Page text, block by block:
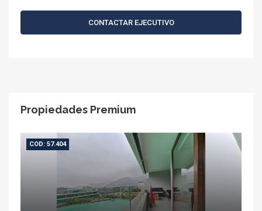
CONTACTAR EJECUTIVO
Propiedades Premium
COD: 57.404